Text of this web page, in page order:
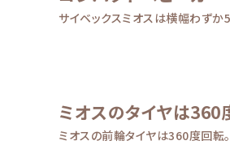
サイベックスミオスは横幅わずか
ミオスのタイヤは360
ミオスの前輪タイヤは360度回転